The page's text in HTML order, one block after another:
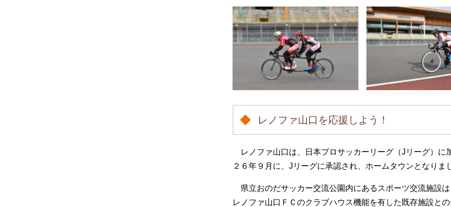
レノファ山口を応援しよう！
レノファ山口は、日本プロサッカーリーグ（Jリーグ）に
２６年９月に、Jリーグに承認され、ホームタウンとなりま
県立おのだサッカー交流公園内にあるスポーツ交流施設
レノファ山口ＦＣのクラブハウス機能を有した既存施設と